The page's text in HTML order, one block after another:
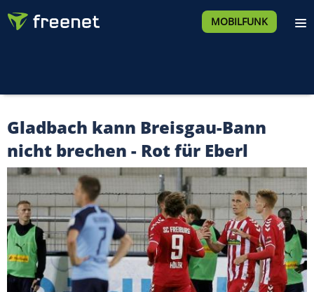
MOBILFUNK
Gladbach kann Breisgau-Bann
nicht brechen - Rot für Eberl